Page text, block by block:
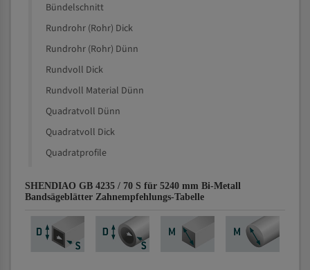
Bündelschnitt
Rundrohr (Rohr) Dick
Rundrohr (Rohr) Dünn
Rundvoll Dick
Rundvoll Material Dünn
Quadratvoll Dünn
Quadratvoll Dick
Quadratprofile
SHENDIAO GB 4235 / 70 S für 5240 mm Bi-Metall
Bandsägeblätter Zahnempfehlungs-Tabelle